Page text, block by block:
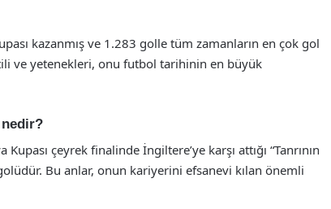
kazanmış ve 1.283 golle tüm zamanların en çok gol
ve yetenekleri, onu futbol tarihinin en büyük
nedir?
çeyrek finalinde İngiltere’ye karşı attığı “Tanrının
Bu anlar, onun kariyerini efsanevi kılan önemli